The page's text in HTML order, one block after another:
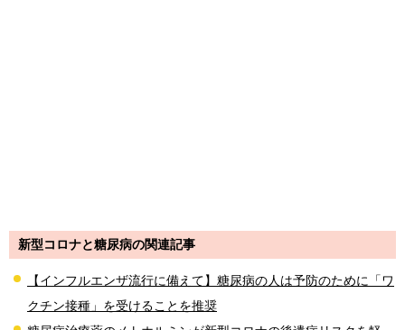
新型コロナと糖尿病の関連記事
【インフルエンザ流行に備えて】糖尿病の人は予防のために「ワ
クチン接種」を受けることを推奨